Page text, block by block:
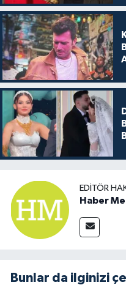
EDITÖR
Haber
Bunlar da ilginizi